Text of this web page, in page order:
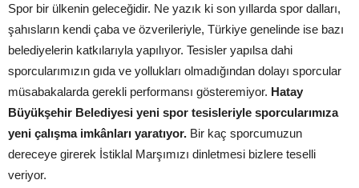
Spor bir ülkenin geleceğidir. Ne yazık ki son yıllarda spor dalları,
şahısların kendi çaba ve özverileriyle, Türkiye genelinde ise bazı
belediyelerin katkılarıyla yapılıyor. Tesisler yapılsa dahi
sporcularımızın gıda ve yollukları olmadığından dolayı sporcular
müsabakalarda gerekli performansı gösteremiyor. Hatay
Büyükşehir Belediyesi yeni spor tesisleriyle sporcularımıza
yeni çalışma imkânları yaratıyor. Bir kaç sporcumuzun
dereceye girerek İstiklal Marşımızı dinletmesi bizlere teselli
veriyor.